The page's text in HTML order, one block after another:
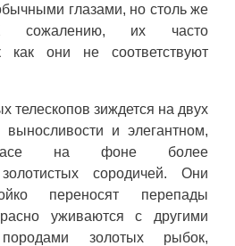
глазами, но столь же
К сожалению, их часто
как они не соответствуют
телескопов зиждется на двух
выносливости и элегантном,
на фоне более
сородичей. Они
переносят перепады
уживаются с другими
породами золотых рыбок,